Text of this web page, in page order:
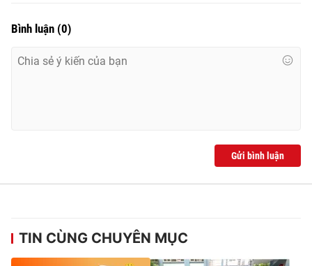
Bình luận (0)
Gửi bình luận
TIN CÙNG CHUYÊN MỤC